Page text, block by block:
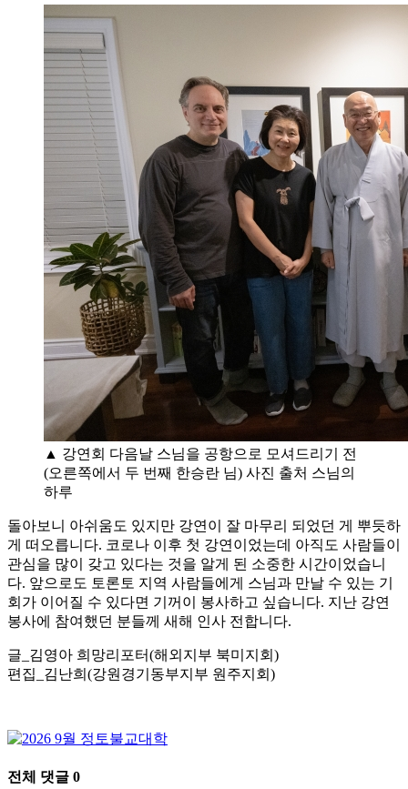
▲ 강연회 다음날 스님을 공항으로 모셔드리기 전
(오른쪽에서 두 번째 한승란 님) 사진 출처 스님의
하루
돌아보니 아쉬움도 있지만 강연이 잘 마무리 되었던 게 뿌듯하
게 떠오릅니다. 코로나 이후 첫 강연이었는데 아직도 사람들이
관심을 많이 갖고 있다는 것을 알게 된 소중한 시간이었습니
다. 앞으로도 토론토 지역 사람들에게 스님과 만날 수 있는 기
회가 이어질 수 있다면 기꺼이 봉사하고 싶습니다. 지난 강연
봉사에 참여했던 분들께 새해 인사 전합니다.
글_김영아 희망리포터(해외지부 북미지회)
편집_김난희(강원경기동부지부 원주지회)
전체 댓글 0